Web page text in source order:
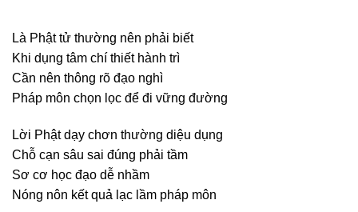
Là Phật tử thường nên phải biết
Khi dụng tâm chí thiết hành trì
Cần nên thông rõ đạo nghì
Pháp môn chọn lọc để đi vững đường
Lời Phật dạy chơn thường diệu dụng
Chỗ cạn sâu sai đúng phải tầm
Sơ cơ học đạo dễ nhầm
Nóng nôn kết quả lạc lầm pháp môn